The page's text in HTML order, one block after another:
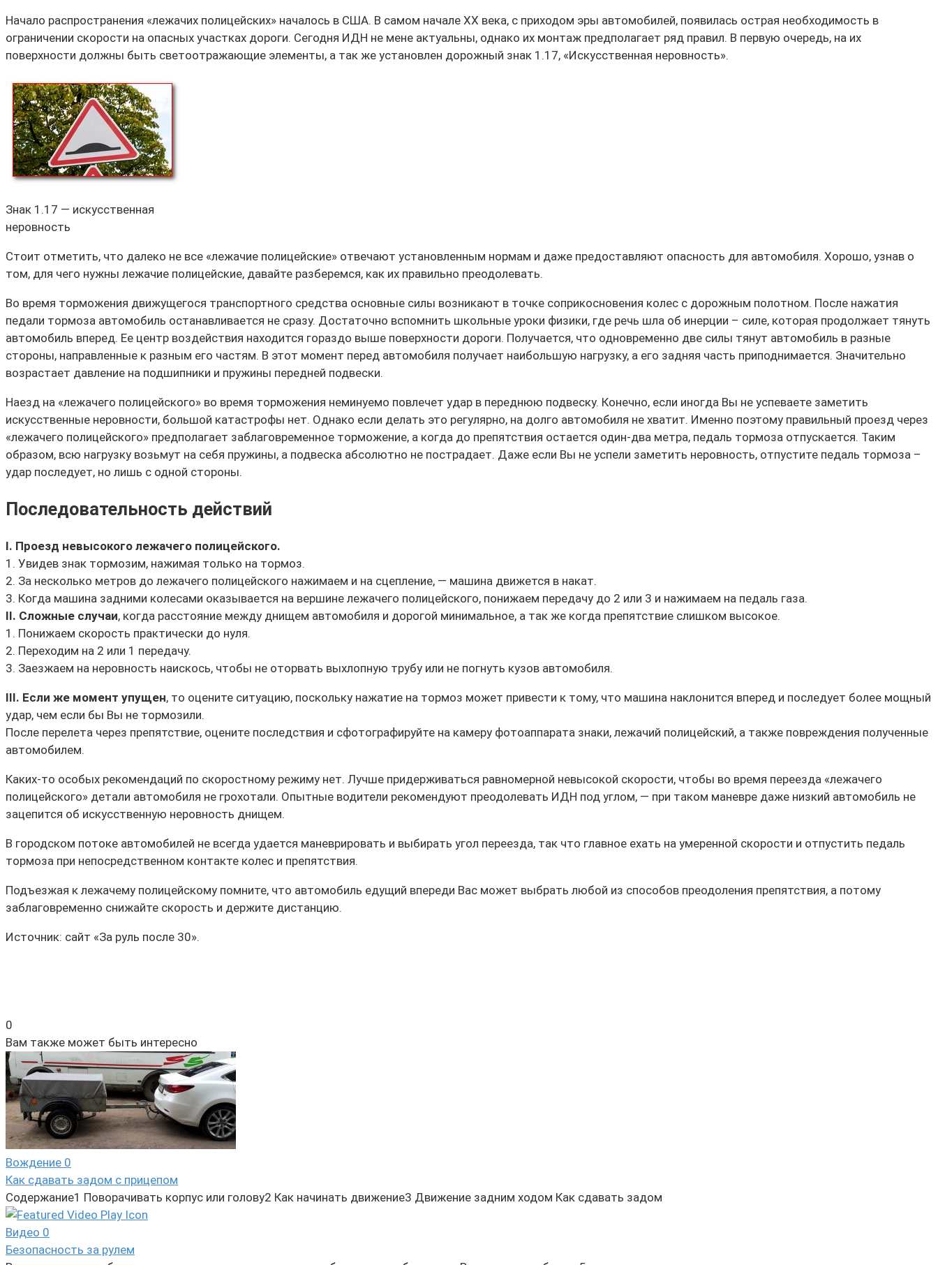
Начало распространения «лежачих полицейских» началось в США. В самом начале XX века, с приходом эры автомобилей, появилась острая необходимость в
ограничении скорости на опасных участках дороги. Сегодня ИДН не мене актуальны, однако их монтаж предполагает ряд правил. В первую очередь, на их
поверхности должны быть светоотражающие элементы, а так же установлен дорожный знак 1.17, «Искусственная неровность».
Знак 1.17 — искусственная
неровность
Стоит отметить, что далеко не все «лежачие полицейские» отвечают установленным нормам и даже предоставляют опасность для автомобиля. Хорошо, узнав о
том, для чего нужны лежачие полицейские, давайте разберемся, как их правильно преодолевать.
Во время торможения движущегося транспортного средства основные силы возникают в точке соприкосновения колес с дорожным полотном. После нажатия
педали тормоза автомобиль останавливается не сразу. Достаточно вспомнить школьные уроки физики, где речь шла об инерции – силе, которая продолжает тянуть
автомобиль вперед. Ее центр воздействия находится гораздо выше поверхности дороги. Получается, что одновременно две силы тянут автомобиль в разные
стороны, направленные к разным его частям. В этот момент перед автомобиля получает наибольшую нагрузку, а его задняя часть приподнимается. Значительно
возрастает давление на подшипники и пружины передней подвески.
Наезд на «лежачего полицейского» во время торможения неминуемо повлечет удар в переднюю подвеску. Конечно, если иногда Вы не успеваете заметить
искусственные неровности, большой катастрофы нет. Однако если делать это регулярно, на долго автомобиля не хватит. Именно поэтому правильный проезд через
«лежачего полицейского» предполагает заблаговременное торможение, а когда до препятствия остается один-два метра, педаль тормоза отпускается. Таким
образом, всю нагрузку возьмут на себя пружины, а подвеска абсолютно не пострадает. Даже если Вы не успели заметить неровность, отпустите педаль тормоза –
удар последует, но лишь с одной стороны.
Последовательность действий
I. Проезд невысокого лежачего полицейского.
1. Увидев знак тормозим, нажимая только на тормоз.
2. За несколько метров до лежачего полицейского нажимаем и на сцепление, — машина движется в накат.
3. Когда машина задними колесами оказывается на вершине лежачего полицейского, понижаем передачу до 2 или 3 и нажимаем на педаль газа.
II. Сложные случаи, когда расстояние между днищем автомобиля и дорогой минимальное, а так же когда препятствие слишком высокое.
1. Понижаем скорость практически до нуля.
2. Переходим на 2 или 1 передачу.
3. Заезжаем на неровность наискось, чтобы не оторвать выхлопную трубу или не погнуть кузов автомобиля.
III. Если же момент упущен, то оцените ситуацию, поскольку нажатие на тормоз может привести к тому, что машина наклонится вперед и последует более мощный
удар, чем если бы Вы не тормозили.
После перелета через препятствие, оцените последствия и сфотографируйте на камеру фотоаппарата знаки, лежачий полицейский, а также повреждения полученные
автомобилем.
Каких-то особых рекомендаций по скоростному режиму нет. Лучше придерживаться равномерной невысокой скорости, чтобы во время переезда «лежачего
полицейского» детали автомобиля не грохотали. Опытные водители рекомендуют преодолевать ИДН под углом, — при таком маневре даже низкий автомобиль не
зацепится об искусственную неровность днищем.
В городском потоке автомобилей не всегда удается маневрировать и выбирать угол переезда, так что главное ехать на умеренной скорости и отпустить педаль
тормоза при непосредственном контакте колес и препятствия.
Подъезжая к лежачему полицейскому помните, что автомобиль едущий впереди Вас может выбрать любой из способов преодоления препятствия, а потому
заблаговременно снижайте скорость и держите дистанцию.
Источник: сайт «За руль после 30».
0
Вам также может быть интересно
Вождение 0
Как сдавать задом с прицепом
Содержание1 Поворачивать корпус или голову2 Как начинать движение3 Движение задним ходом Как сдавать задом
Видео 0
Безопасность за рулем